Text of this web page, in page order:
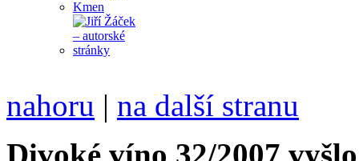
nahoru | na další stranu
Divoké víno 32/2007